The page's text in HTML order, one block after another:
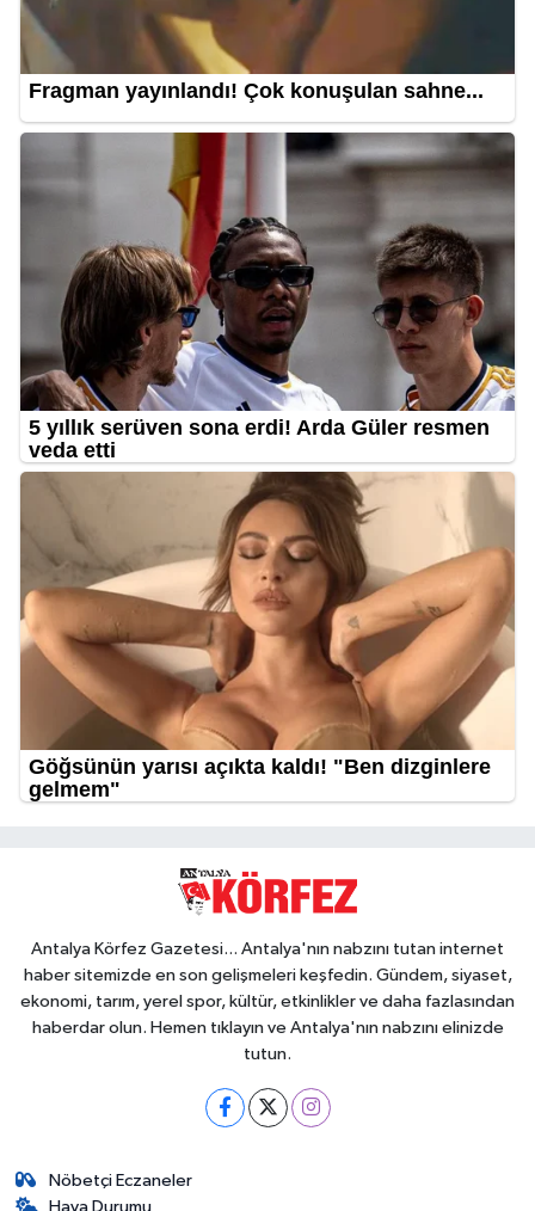
Antalya Körfez Gazetesi... Antalya'nın nabzını tutan internet
haber sitemizde en son gelişmeleri keşfedin. Gündem, siyaset,
ekonomi, tarım, yerel spor, kültür, etkinlikler ve daha fazlasından
haberdar olun. Hemen tıklayın ve Antalya'nın nabzını elinizde
tutun.
Nöbetçi Eczaneler
Hava Durumu